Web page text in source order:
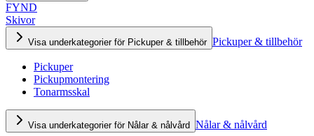
FYND
Skivor
Visa underkategorier för Pickuper & tillbehör Pickuper & tillbehör
Pickuper
Pickupmontering
Tonarmsskal
Visa underkategorier för Nålar & nålvård Nålar & nålvård